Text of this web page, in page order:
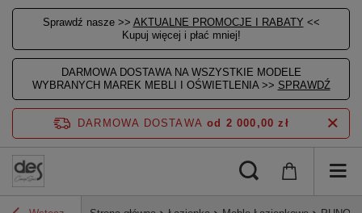
Sprawdź nasze >> AKTUALNE PROMOCJE I RABATY <<
Kupuj więcej i płać mniej!
DARMOWA DOSTAWA NA WSZYSTKIE MODELE
WYBRANYCH MAREK MEBLI I OŚWIETLENIA >> SPRAWDŹ
DARMOWA DOSTAWA od 2 000,00 zł